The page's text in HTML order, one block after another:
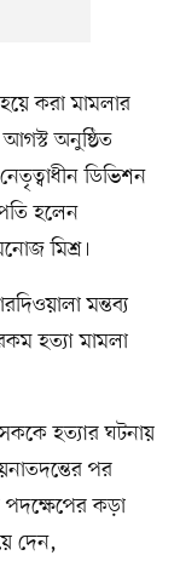
করা মামলার
আগস্ট অনুষ্ঠিত
ডিভিশন
হলেন
মিশ্র।
মন্তব্য
হত্যা মামলা
হত্যার ঘটনায়
পর
কড়া
দেন,